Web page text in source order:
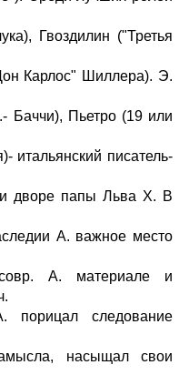
Гвоздилин ("Третья
Карлос" Шиллера). Э.
Пьетро (19 или
итальянский писатель-
дворе папы Льва X. В
А. важное место
А. материале и
порицал следование
насыщал свои